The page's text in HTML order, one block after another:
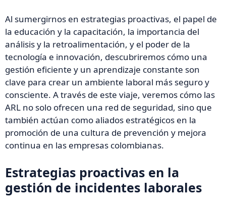
Al sumergirnos en estrategias proactivas, el papel de
la educación y la capacitación, la importancia del
análisis y la retroalimentación, y el poder de la
tecnología e innovación, descubriremos cómo una
gestión eficiente y un aprendizaje constante son
clave para crear un ambiente laboral más seguro y
consciente. A través de este viaje, veremos cómo las
ARL no solo ofrecen una red de seguridad, sino que
también actúan como aliados estratégicos en la
promoción de una cultura de prevención y mejora
continua en las empresas colombianas.
Estrategias proactivas en la
gestión de incidentes laborales